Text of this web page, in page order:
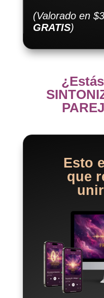
(Valorado en
GRATIS)
Esto
que